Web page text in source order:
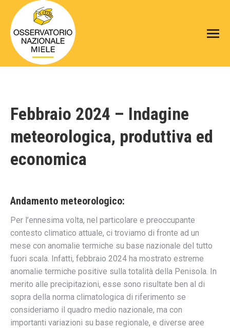
Febbraio 2024 – Indagine
meteorologica, produttiva ed
economica
Andamento meteorologico:
Per l’ennesima volta, nel particolare e preoccupante
contesto climatico attuale, ci troviamo di fronte ad un
mese con anomalie termiche su base nazionale del tutto
fuori scala. Infatti, febbraio 2024 ha mostrato estreme
anomalie termiche positive sulla totalità della Penisola. In
merito alle precipitazioni, esse sono risultate ben al di
sopra della norma climatologica di riferimento se
consideriamo il quadro medio nazionale, ma con
importanti variazioni su base regionale, e diverse aree